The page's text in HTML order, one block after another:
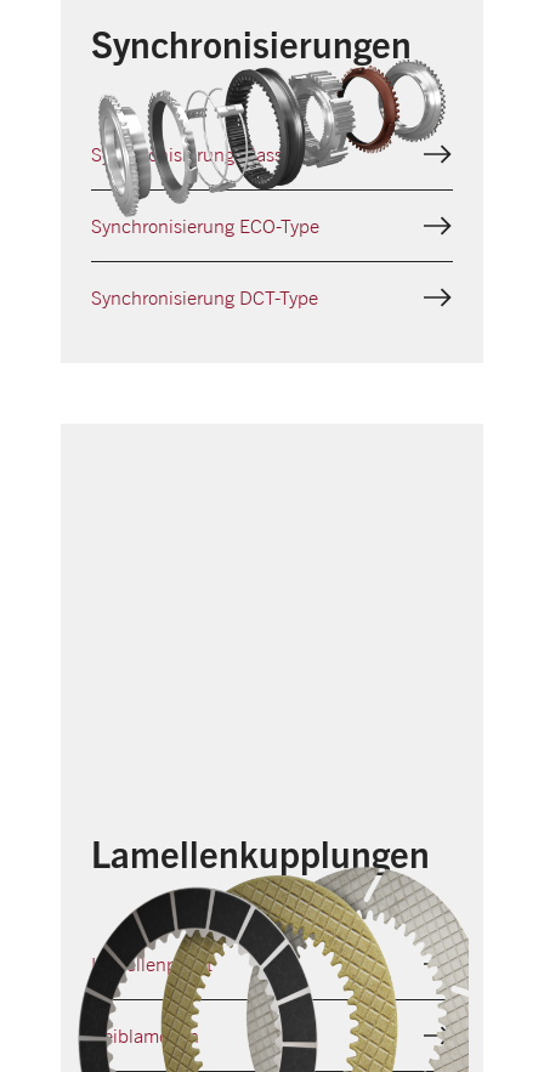
Synchronisierungen
Synchronisierung Classic
Synchronisierung ECO-Type
Synchronisierung DCT-Type
Lamellenkupplungen
Lamellenpaket
Reiblamellen